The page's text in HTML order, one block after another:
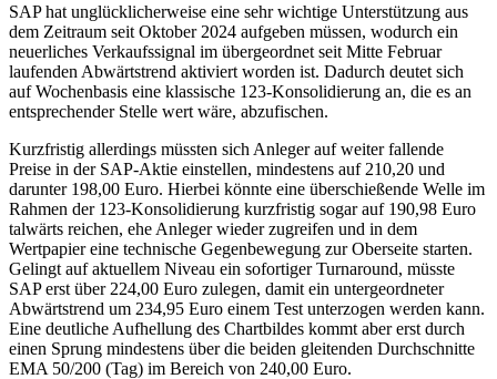
SAP hat unglücklicherweise eine sehr wichtige Unterstützung aus
dem Zeitraum seit Oktober 2024 aufgeben müssen, wodurch ein
neuerliches Verkaufssignal im übergeordnet seit Mitte Februar
laufenden Abwärtstrend aktiviert worden ist. Dadurch deutet sich
auf Wochenbasis eine klassische 123-Konsolidierung an, die es an
entsprechender Stelle wert wäre, abzufischen.
Kurzfristig allerdings müssten sich Anleger auf weiter fallende
Preise in der SAP-Aktie einstellen, mindestens auf 210,20 und
darunter 198,00 Euro. Hierbei könnte eine überschießende Welle im
Rahmen der 123-Konsolidierung kurzfristig sogar auf 190,98 Euro
talwärts reichen, ehe Anleger wieder zugreifen und in dem
Wertpapier eine technische Gegenbewegung zur Oberseite starten.
Gelingt auf aktuellem Niveau ein sofortiger Turnaround, müsste
SAP erst über 224,00 Euro zulegen, damit ein untergeordneter
Abwärtstrend um 234,95 Euro einem Test unterzogen werden kann.
Eine deutliche Aufhellung des Chartbildes kommt aber erst durch
einen Sprung mindestens über die beiden gleitenden Durchschnitte
EMA 50/200 (Tag) im Bereich von 240,00 Euro.